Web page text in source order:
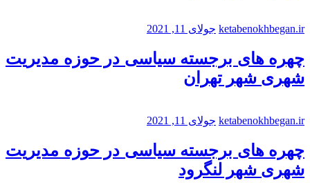
ketabenokhbegan.ir جولای 11, 2021
چهره های برجسته سیاسی در حوزه مدیریت
شهری شهر تهران
ketabenokhbegan.ir جولای 11, 2021
چهره های برجسته سیاسی در حوزه مدیریت
شهری شهر لنگرود